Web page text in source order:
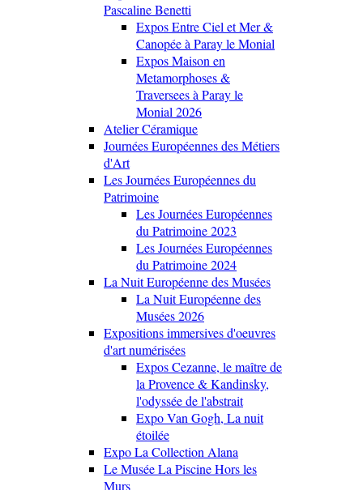
Pascaline Benetti
Expos Entre Ciel et Mer &
Canopée à Paray le Monial
Expos Maison en
Metamorphoses &
Traversees à Paray le
Monial 2026
Atelier Céramique
Journées Européennes des Métiers
d'Art
Les Journées Européennes du
Patrimoine
Les Journées Européennes
du Patrimoine 2023
Les Journées Européennes
du Patrimoine 2024
La Nuit Européenne des Musées
La Nuit Européenne des
Musées 2026
Expositions immersives d'oeuvres
d'art numérisées
Expos Cezanne, le maître de
la Provence & Kandinsky,
l'odyssée de l'abstrait
Expo Van Gogh, La nuit
étoilée
Expo La Collection Alana
Le Musée La Piscine Hors les
Murs